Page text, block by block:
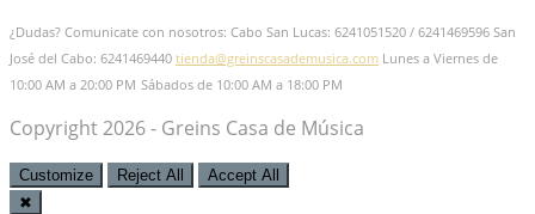
¿Dudas? Comunicate con nosotros: Cabo San Lucas: 6241051520 / 6241469596 San
José del Cabo: 6241469440 tienda@greinscasademusica.com Lunes a Viernes de
10:00 AM a 20:00 PM Sábados de 10:00 AM a 18:00 PM
Copyright 2026 - Greins Casa de Música
Customize Reject All
Accept All
✖